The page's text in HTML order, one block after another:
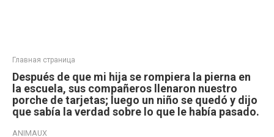
Главная страница
Después de que mi hija se rompiera la pierna en
la escuela, sus compañeros llenaron nuestro
porche de tarjetas; luego un niño se quedó y dijo
que sabía la verdad sobre lo que le había pasado.
ANIMAUX